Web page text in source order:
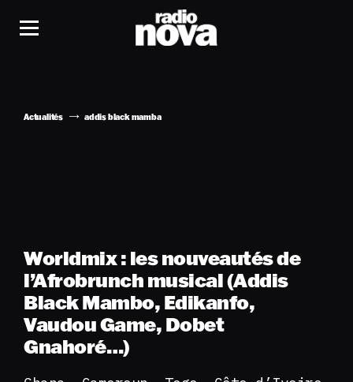
Actualités addis black mamba
Worldmix : les nouveautés de
l’Afrobrunch musical (Addis
Black Mambo, Edikanfo,
Vaudou Game, Dobet
Gnahoré…)